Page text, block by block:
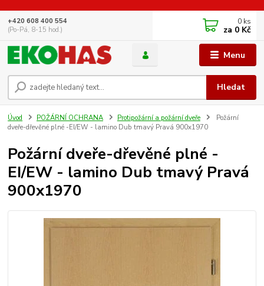
Menu
Hledat
+420 608 400 554
(Po-Pá, 8-15 hod.)
0 ks
za 0 Kč
Úvod POŽÁRNÍ OCHRANA Protipožární a požární dveře
Požární
dveře-dřevěné plné -EI/EW - lamino Dub tmavý Pravá 900x1970
Požární dveře-dřevěné plné -
EI/EW - lamino Dub tmavý Pravá
900x1970